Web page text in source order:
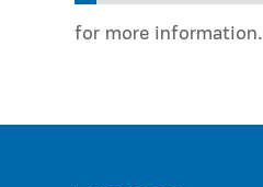
for more information.